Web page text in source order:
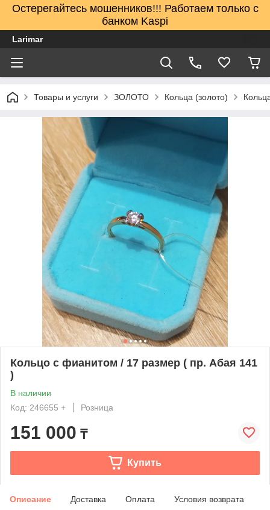
Остерегайтесь мошенников!!! Работаем только с
банком Kaspi
Larimar
Товары и услуги ЗОЛОТО Кольца (золото)
Кольцо с фианитом / 17 размер ( пр. Абая 141
)
В наличии
Код: 246655 +
Розница
151 000 ₸
Купить
Описание Доставка Оплата Условия возврата